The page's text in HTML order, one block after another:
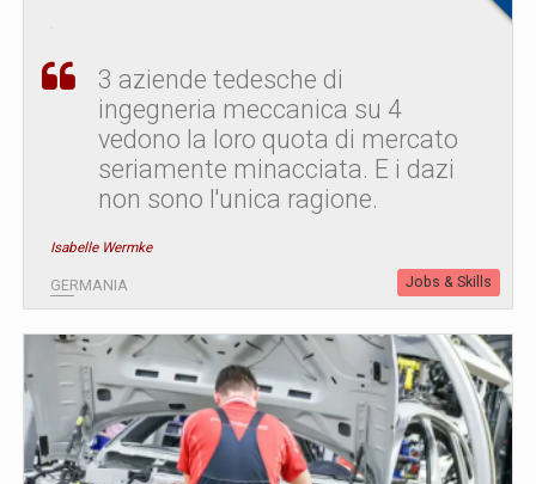
3 aziende tedesche di
ingegneria meccanica su 4
vedono la loro quota di mercato
seriamente minacciata. E i dazi
non sono l'unica ragione.
Isabelle Wermke
GERMANIA Jobs & Skills